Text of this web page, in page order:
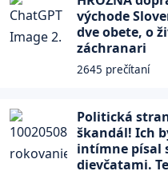
východe
dve obete, o
záchranari
2645 prečítaní
Politická
škandál! Ich
intímne písal
dievčatami.